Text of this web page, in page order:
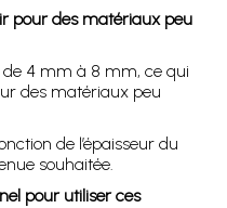
pour des matériaux peu
de 4 mm à 8 mm, ce qui
des matériaux peu
de l’épaisseur du
souhaitée.
pour utiliser ces